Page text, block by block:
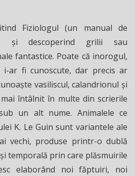
Fiziologul (un manual de
şi descoperind grilii sau
fantastice. Poate că inorogul,
ar fi cunoscute, dar precis ar
vasiliscul, calandrionul şi
întâlnit în multe din scrierile
un alt nume. Animalele ce
K. Le Guin sunt variantele ale
vechi, produse printr-o dublă
temporală prin care plăsmuirile
elaborând noi făptuiri, noi